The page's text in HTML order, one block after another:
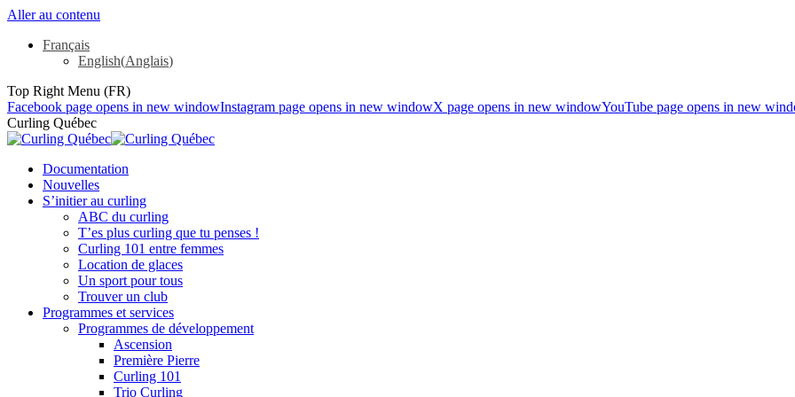
Aller au contenu
Français
English(Anglais)
Top Right Menu (FR)
Facebook page opens in new windowInstagram page opens in new windowX page opens in new windowYouTube page opens in new
Curling Québec
Documentation
Nouvelles
S’initier au curling
ABC du curling
T’es plus curling que tu penses !
Curling 101 entre femmes
Location de glaces
Un sport pour tous
Trouver un club
Programmes et services
Programmes de développement
Ascension
Première Pierre
Curling 101
Trio Curling